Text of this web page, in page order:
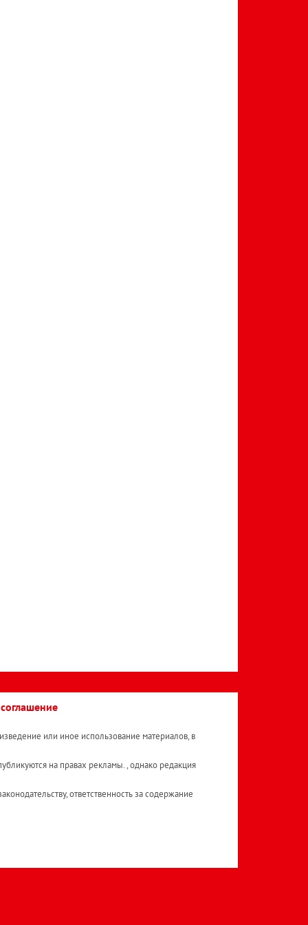
или иное использование материалов, в
на правах рекламы. , однако редакция
ответственность за содержание